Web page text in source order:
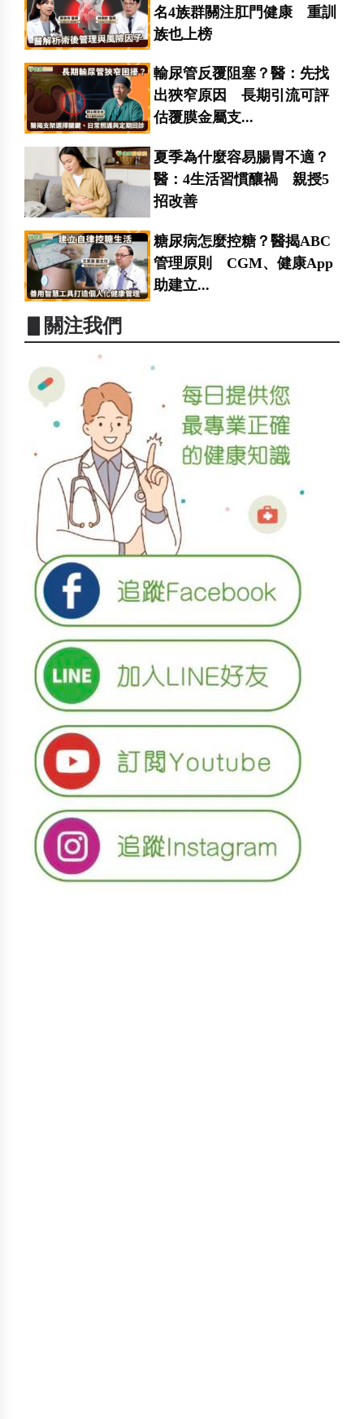
名4族群關注肛門健康 重訓
族也上榜
輸尿管反覆阻塞？醫：先找
出狹窄原因 長期引流可評
估覆膜金屬支...
夏季為什麼容易腸胃不適？
醫：4生活習慣釀禍 親授5
招改善
糖尿病怎麼控糖？醫揭ABC
管理原則 CGM、健康App
助建立...
▋關注我們